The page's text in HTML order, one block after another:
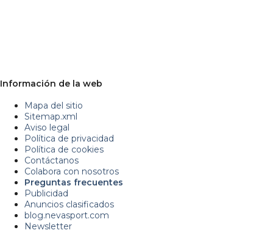
Información de la web
Mapa del sitio
Sitemap.xml
Aviso legal
Política de privacidad
Política de cookies
Contáctanos
Colabora con nosotros
Preguntas frecuentes
Publicidad
Anuncios clasificados
blog.nevasport.com
Newsletter